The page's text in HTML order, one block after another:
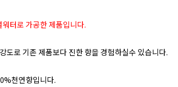
터로 가공한 제품입니다.
도로 기존 제품보다 진한 향을 경험하실수 있습니다.
천연향입니다.